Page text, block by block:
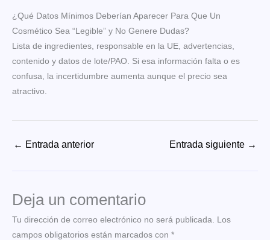
¿Qué Datos Mínimos Deberían Aparecer Para Que Un
Cosmético Sea “Legible” y No Genere Dudas?
Lista de ingredientes, responsable en la UE, advertencias,
contenido y datos de lote/PAO. Si esa información falta o es
confusa, la incertidumbre aumenta aunque el precio sea
atractivo.
← Entrada anterior Entrada siguiente →
Deja un comentario
Tu dirección de correo electrónico no será publicada.
Los
campos obligatorios están marcados con *